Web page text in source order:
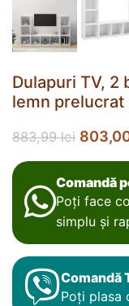
Dulapuri TV,
lemn prelucrat
883,99lei
Comandă
Poți face
simplu și
Comandă
Poți plasa